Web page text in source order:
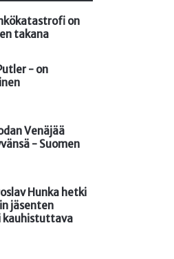
on
takana
- on
Venäjää
- Suomen
Hunka hetki
jäsenten
kauhistuttava